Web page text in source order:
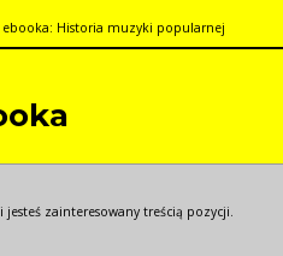
ebooka: Historia muzyki popularnej
jesteś zainteresowany treścią pozycji.